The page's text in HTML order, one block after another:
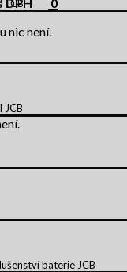
nic není.
JCB
JCB
baterie JCB